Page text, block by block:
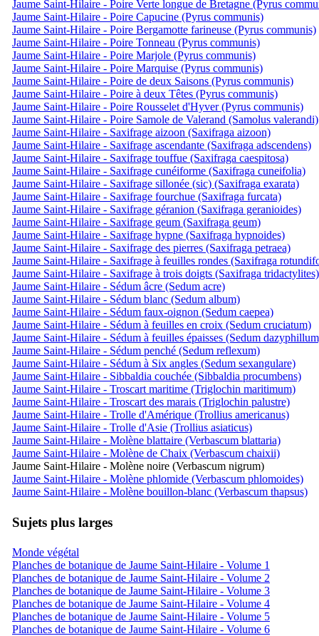
Jaume Saint-Hilaire - Poire Verte longue de Bretagne (Pyrus
Jaume Saint-Hilaire - Poire Capucine (Pyrus communis)
Jaume Saint-Hilaire - Poire Bergamotte farineuse (Pyrus communis)
Jaume Saint-Hilaire - Poire Tonneau (Pyrus communis)
Jaume Saint-Hilaire - Poire Marjole (Pyrus communis)
Jaume Saint-Hilaire - Poire Marquise (Pyrus communis)
Jaume Saint-Hilaire - Poire de deux Saisons (Pyrus communis)
Jaume Saint-Hilaire - Poire à deux Têtes (Pyrus communis)
Jaume Saint-Hilaire - Poire Rousselet d'Hyver (Pyrus communis)
Jaume Saint-Hilaire - Poire Samole de Valerand (Samolus valerandi)
Jaume Saint-Hilaire - Saxifrage aizoon (Saxifraga aizoon)
Jaume Saint-Hilaire - Saxifrage ascendante (Saxifraga adscendens)
Jaume Saint-Hilaire - Saxifrage touffue (Saxifraga caespitosa)
Jaume Saint-Hilaire - Saxifrage cunéiforme (Saxifraga cuneifolia)
Jaume Saint-Hilaire - Saxifrage sillonée (sic) (Saxifraga exarata)
Jaume Saint-Hilaire - Saxifrage fourchue (Saxifraga furcata)
Jaume Saint-Hilaire - Saxifrage géranion (Saxifraga geranioides)
Jaume Saint-Hilaire - Saxifrage geum (Saxifraga geum)
Jaume Saint-Hilaire - Saxifrage hypne (Saxifraga hypnoides)
Jaume Saint-Hilaire - Saxifrage des pierres (Saxifraga petraea)
Jaume Saint-Hilaire - Saxifrage à feuilles rondes (Saxifraga
Jaume Saint-Hilaire - Saxifrage à trois doigts (Saxifraga tridactylites)
Jaume Saint-Hilaire - Sédum âcre (Sedum acre)
Jaume Saint-Hilaire - Sédum blanc (Sedum album)
Jaume Saint-Hilaire - Sédum faux-oignon (Sedum caepea)
Jaume Saint-Hilaire - Sédum à feuilles en croix (Sedum cruciatum)
Jaume Saint-Hilaire - Sédum à feuilles épaisses (Sedum
Jaume Saint-Hilaire - Sédum penché (Sedum reflexum)
Jaume Saint-Hilaire - Sédum à Six angles (Sedum sexangulare)
Jaume Saint-Hilaire - Sibbaldia couchée (Sibbaldia procumbens)
Jaume Saint-Hilaire - Troscart maritime (Triglochin maritimum)
Jaume Saint-Hilaire - Troscart des marais (Triglochin palustre)
Jaume Saint-Hilaire - Trolle d'Amérique (Trollius americanus)
Jaume Saint-Hilaire - Trolle d'Asie (Trollius asiaticus)
Jaume Saint-Hilaire - Molène blattaire (Verbascum blattaria)
Jaume Saint-Hilaire - Molène de Chaix (Verbascum chaixii)
Jaume Saint-Hilaire - Molène noire (Verbascum nigrum)
Jaume Saint-Hilaire - Molène phlomide (Verbascum phlomoides)
Jaume Saint-Hilaire - Molène bouillon-blanc (Verbascum thapsus)
Sujets plus larges
Monde végétal
Planches de botanique de Jaume Saint-Hilaire - Volume 1
Planches de botanique de Jaume Saint-Hilaire - Volume 2
Planches de botanique de Jaume Saint-Hilaire - Volume 3
Planches de botanique de Jaume Saint-Hilaire - Volume 4
Planches de botanique de Jaume Saint-Hilaire - Volume 5
Planches de botanique de Jaume Saint-Hilaire - Volume 6